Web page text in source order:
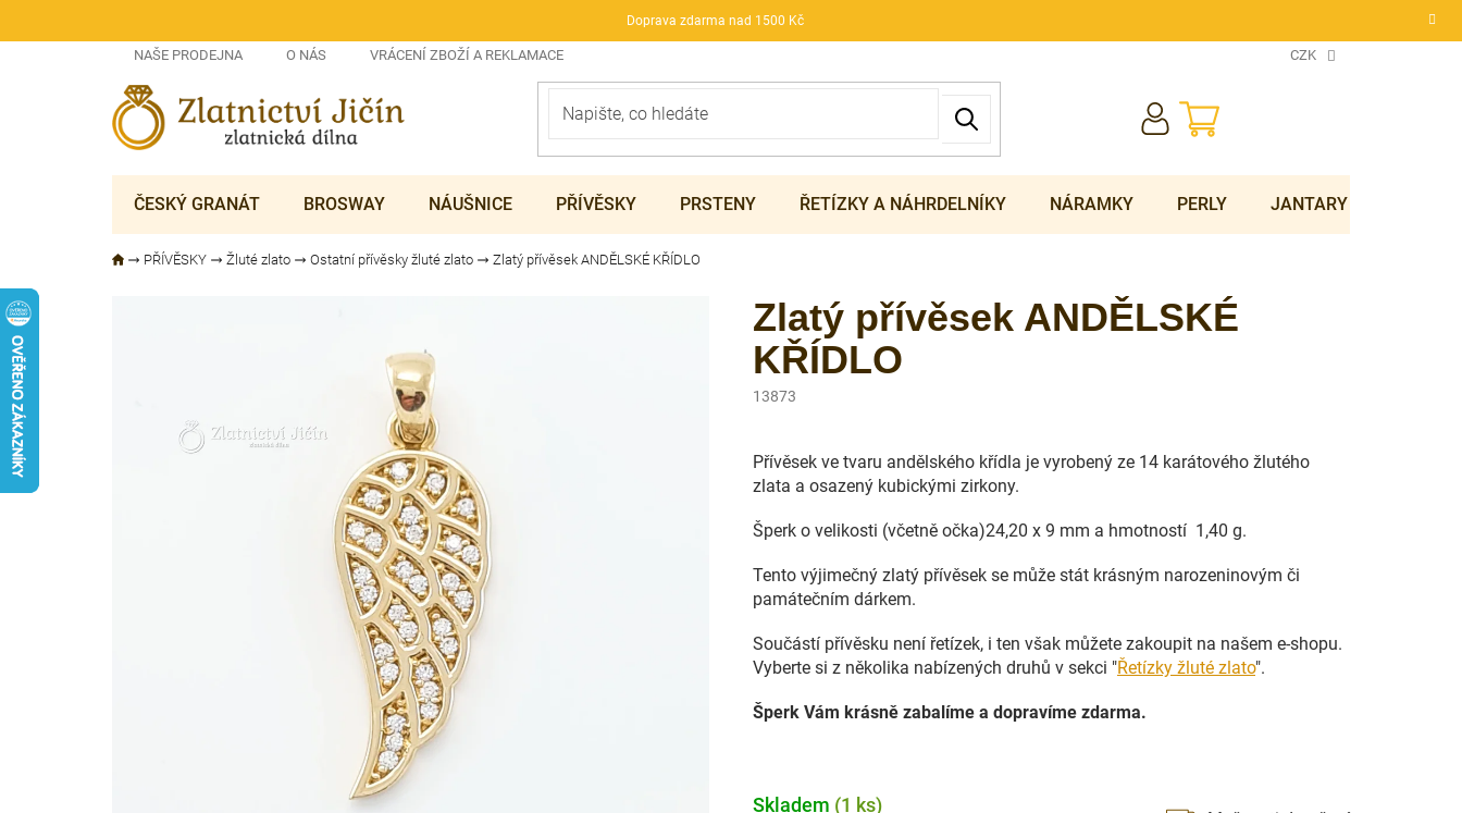
Doprava zdarma nad 1500 Kč
NAŠE PRODEJNA O NÁS VRÁCENÍ ZBOŽÍ A REKLAMACE CZK
NÁKUPNÍ
KOŠÍK
ČESKÝ GRANÁT BROSWAY NÁUŠNICE PŘÍVĚSKY PRSTENY ŘETÍZKY A NÁHRDELNÍKY NÁRAMKY PERLY JANTARY
PŘÍVĚSKY Žluté zlato Ostatní přívěsky žluté zlato Zlatý přívěsek ANDĚLSKÉ KŘÍDLO
Přívěsek ve tvaru andělského křídla je vyrobený ze 14 karátového žlutého
zlata a osazený kubickými zirkony.
Šperk o velikosti (včetně očka)24,20 x 9 mm a hmotností 1,40 g.
Tento výjimečný zlatý přívěsek se může stát krásným narozeninovým či
památečním dárkem.
Součástí přívěsku není řetízek, i ten však můžete zakoupit na našem e-shopu.
Vyberte si z několika nabízených druhů v sekci "Řetízky žluté zlato".
Šperk Vám krásně zabalíme a dopravíme zdarma.
Zlatý přívěsek ANDĚLSKÉ
KŘÍDLO
13873
Skladem (1 ks)